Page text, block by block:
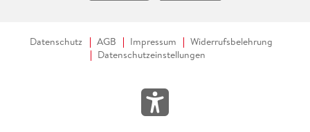
Datenschutz AGB Impressum
Widerrufsbelehrung
Datenschutzeinstellungen